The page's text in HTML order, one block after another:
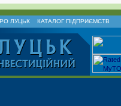
ЛУЦЬК КАТАЛОГ ПІДПРИЄМСТВ